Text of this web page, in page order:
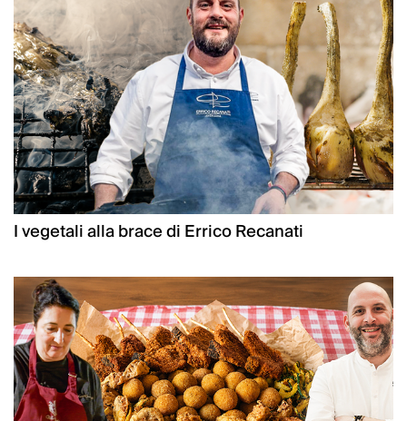
I vegetali alla brace di Errico Recanati